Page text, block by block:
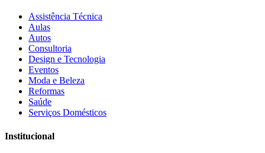
Assistência Técnica
Aulas
Autos
Consultoria
Design e Tecnologia
Eventos
Moda e Beleza
Reformas
Saúde
Serviços Domésticos
Institucional